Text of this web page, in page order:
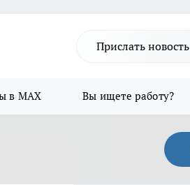
Прислать новость
в MAX Вы ищете работу?